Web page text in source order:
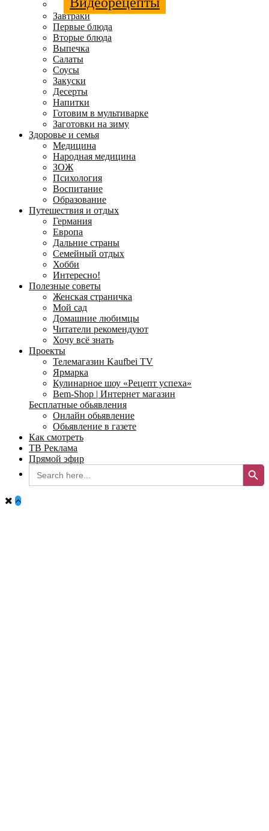
Завтраки
Первые блюда
Вторые блюда
Выпечка
Салаты
Соусы
Закуски
Десерты
Напитки
Готовим в мультиварке
Заготовки на зиму
Здоровье и семья
Медицина
Народная медицина
ЗОЖ
Психология
Воспитание
Образование
Путешествия и отдых
Германия
Европа
Дальние страны
Семейный отдых
Хобби
Интересно!
Полезные советы
Женская страничка
Мой сад
Домашние любимцы
Читатели рекомендуют
Хочу всё знать
Проекты
Телемагазин Kaufbei TV
Ярмарка
Кулинарное шоу «Рецепт успеха»
Bem-Shop | Интернет магазин
Бесплатные обьявления
Онлайн обьявление
Обьявление в газете
Как смотреть
ТВ Реклама
Прямой эфир
Search
for:
Search Button